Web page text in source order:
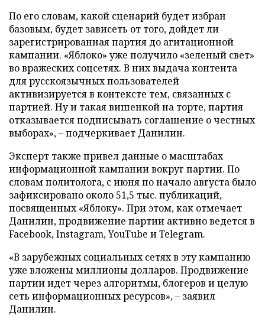
По его словам, какой сценарий будет избран
базовым, будет зависеть от того, дойдет ли
зарегистрированная партия до агитационной
кампании. «Яблоко» уже получило «зеленый свет»
во вражеских соцсетях. В них выдача контента
для русскоязычных пользователей
активизируется в контексте тем, связанных с
партией. Ну и такая вишенкой на торте, партия
отказывается подписывать соглашение о честных
выборах», – подчеркивает Данилин.
Эксперт также привел данные о масштабах
информационной кампании вокруг партии. По
словам политолога, с июня по начало августа было
зафиксировано около 51,5 тыс. публикаций,
посвященных «Яблоку». При этом, как отмечает
Данилин, продвижение партии активно ведется в
Facebook, Instagram, YouTube и Telegram.
«В зарубежных социальных сетях в эту кампанию
уже вложены миллионы долларов. Продвижение
партии идет через алгоритмы, блогеров и целую
сеть информационных ресурсов», – заявил
Данилин.